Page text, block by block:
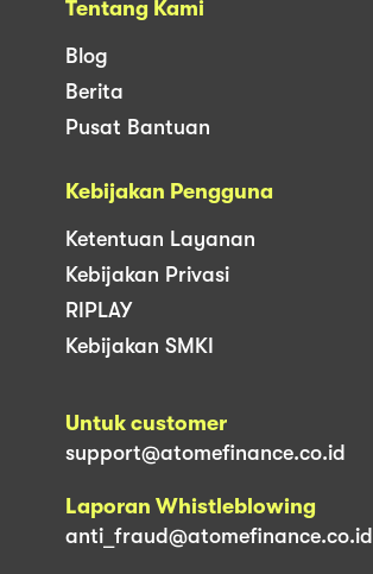
Tentang Kami
Blog
Berita
Pusat Bantuan
Kebijakan Pengguna
Ketentuan Layanan
Kebijakan Privasi
RIPLAY
Kebijakan SMKI
Untuk customer
support@atomefinance.co.id
Laporan Whistleblowing
anti_fraud@atomefinance.co.id